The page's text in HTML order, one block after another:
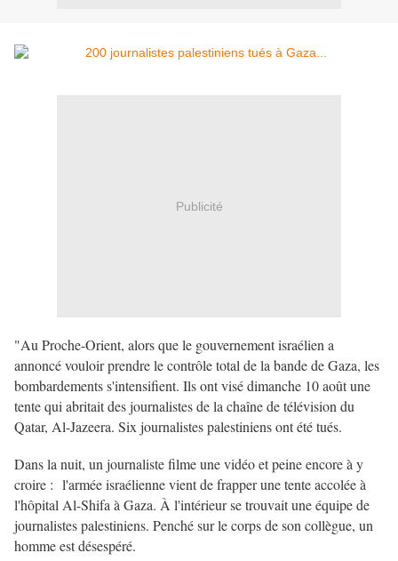
Publicité
"Au Proche-Orient, alors que le gouvernement israélien a
annoncé vouloir prendre le contrôle total de la bande de Gaza, les
bombardements s'intensifient. Ils ont visé dimanche 10 août une
tente qui abritait des journalistes de la chaîne de télévision du
Qatar, Al-Jazeera. Six journalistes palestiniens ont été tués.
Dans la nuit, un journaliste filme une vidéo et peine encore à y
croire : l'armée israélienne vient de frapper une tente accolée à
l'hôpital Al-Shifa à Gaza. À l'intérieur se trouvait une équipe de
journalistes palestiniens. Penché sur le corps de son collègue, un
homme est désespéré.